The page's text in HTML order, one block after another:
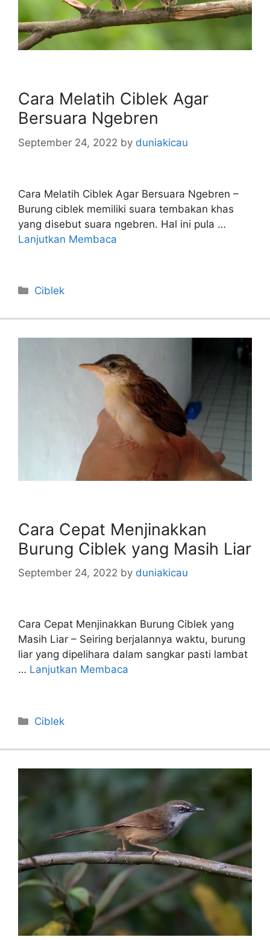
Cara Melatih Ciblek Agar
Bersuara Ngebren
September 24, 2022 by duniakicau
Cara Melatih Ciblek Agar Bersuara Ngebren –
Burung ciblek memiliki suara tembakan khas
yang disebut suara ngebren. Hal ini pula …
Lanjutkan Membaca
Categories
Ciblek
Cara Cepat Menjinakkan
Burung Ciblek yang Masih Liar
September 24, 2022 by duniakicau
Cara Cepat Menjinakkan Burung Ciblek yang
Masih Liar – Seiring berjalannya waktu, burung
liar yang dipelihara dalam sangkar pasti lambat
… Lanjutkan Membaca
Categories
Ciblek